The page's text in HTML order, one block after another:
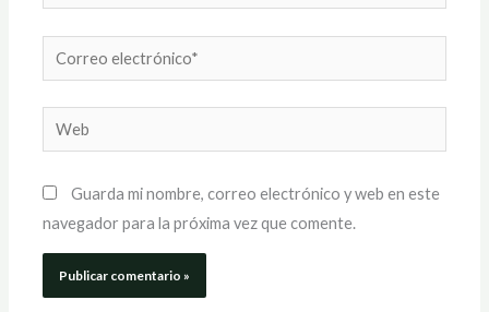
Correo
electrónico*
Web
Guarda mi nombre, correo electrónico y web en este
navegador para la próxima vez que comente.